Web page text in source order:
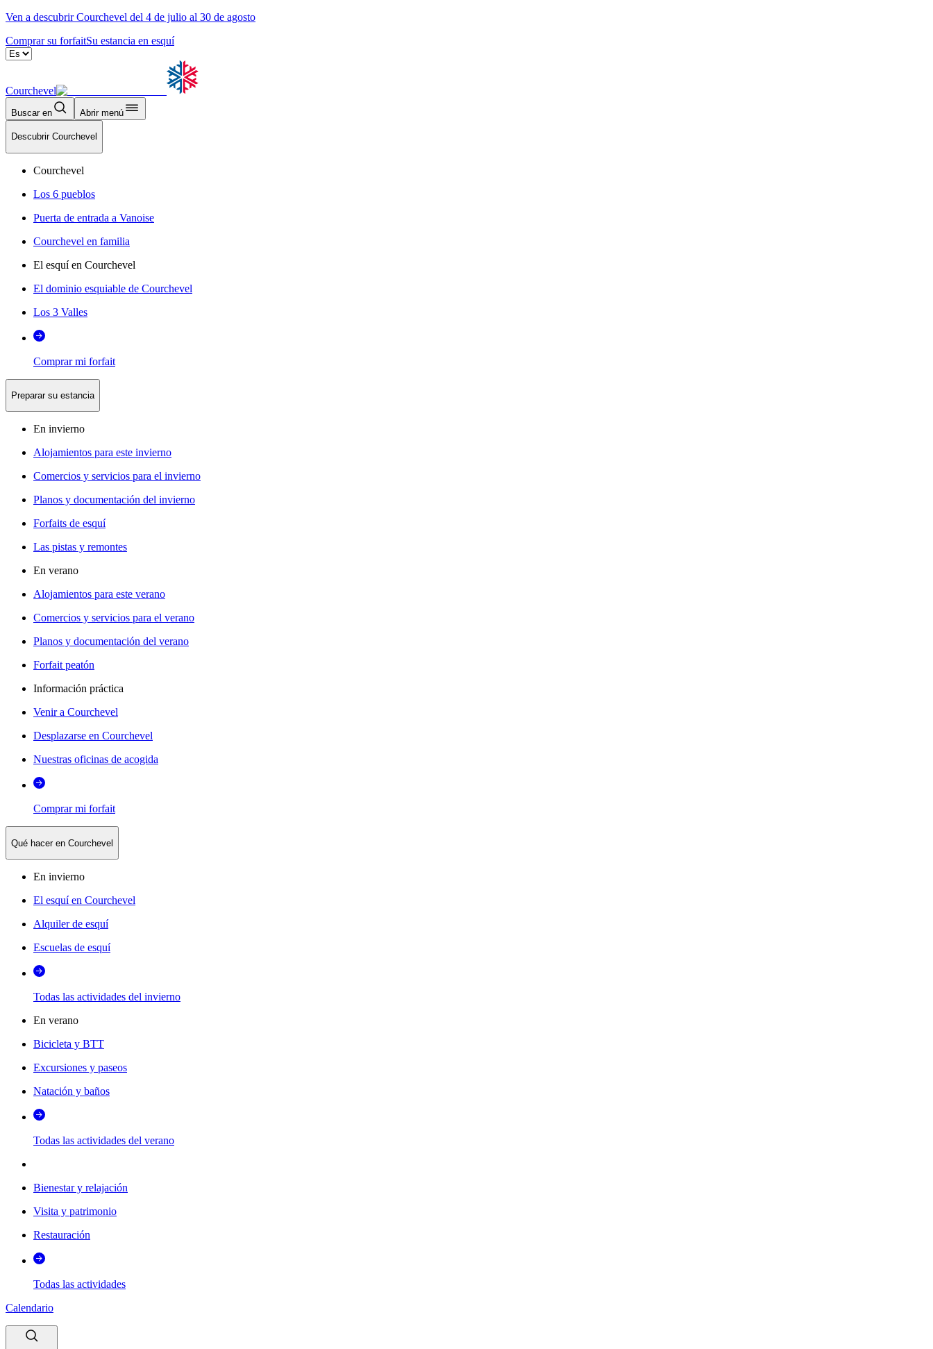
Ven a descubrir Courchevel del 4 de julio al 30 de agosto
Comprar su forfaitSu estancia en esquí
Courchevel
Buscar en Abrir menú
Descubrir Courchevel
Courchevel
Los 6 pueblos
Puerta de entrada a Vanoise
Courchevel en familia
El esquí en Courchevel
El dominio esquiable de Courchevel
Los 3 Valles
Comprar mi forfait
Preparar su estancia
En invierno
Alojamientos para este invierno
Comercios y servicios para el invierno
Planos y documentación del invierno
Forfaits de esquí
Las pistas y remontes
En verano
Alojamientos para este verano
Comercios y servicios para el verano
Planos y documentación del verano
Forfait peatón
Información práctica
Venir a Courchevel
Desplazarse en Courchevel
Nuestras oficinas de acogida
Comprar mi forfait
Qué hacer en Courchevel
En invierno
El esquí en Courchevel
Alquiler de esquí
Escuelas de esquí
Todas las actividades del invierno
En verano
Bicicleta y BTT
Excursiones y paseos
Natación y baños
Todas las actividades del verano
Bienestar y relajación
Visita y patrimonio
Restauración
Todas las actividades
Calendario